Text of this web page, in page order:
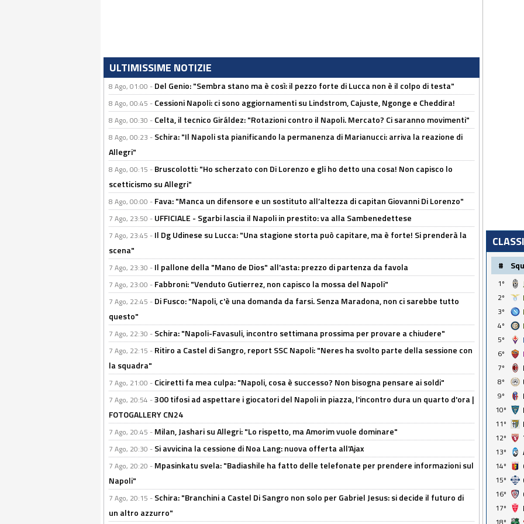
ULTIMISSIME NOTIZIE
8 Ago, 01:00 - Del Genio: "Sembra stano ma è così: il pezzo forte di Lucca non è il colpo di testa"
8 Ago, 00:45 - Cessioni Napoli: ci sono aggiornamenti su Lindstrom, Cajuste, Ngonge e Cheddira!
8 Ago, 00:30 - Celta, il tecnico Giráldez: "Rotazioni contro il Napoli. Mercato? Ci saranno movimenti"
8 Ago, 00:23 - Schira: "Il Napoli sta pianificando la permanenza di Marianucci: arriva la reazione di
Allegri"
8 Ago, 00:15 - Bruscolotti: "Ho scherzato con Di Lorenzo e gli ho detto una cosa! Non capisco lo
scetticismo su Allegri"
8 Ago, 00:00 - Fava: "Manca un difensore e un sostituto all’altezza di capitan Giovanni Di Lorenzo"
7 Ago, 23:50 - UFFICIALE - Sgarbi lascia il Napoli in prestito: va alla Sambenedettese
7 Ago, 23:45 - Il Dg Udinese su Lucca: "Una stagione storta può capitare, ma è forte! Si prenderà la
scena"
7 Ago, 23:30 - Il pallone della "Mano de Dios" all'asta: prezzo di partenza da favola
7 Ago, 23:00 - Fabbroni: "Venduto Gutierrez, non capisco la mossa del Napoli"
7 Ago, 22:45 - Di Fusco: "Napoli, c'è una domanda da farsi. Senza Maradona, non ci sarebbe tutto
questo"
7 Ago, 22:30 - Schira: "Napoli-Favasuli, incontro settimana prossima per provare a chiudere"
7 Ago, 22:15 - Ritiro a Castel di Sangro, report SSC Napoli: "Neres ha svolto parte della sessione con
la squadra"
7 Ago, 21:00 - Ciciretti fa mea culpa: "Napoli, cosa è successo? Non bisogna pensare ai soldi"
7 Ago, 20:54 -300 tifosi ad aspettare i giocatori del Napoli in piazza, l'incontro dura un quarto d'ora |
FOTOGALLERY CN24
7 Ago, 20:45 - Milan, Jashari su Allegri: "Lo rispetto, ma Amorim vuole dominare"
7 Ago, 20:30 - Si avvicina la cessione di Noa Lang: nuova offerta all'Ajax
7 Ago, 20:20 - Mpasinkatu svela: "Badiashile ha fatto delle telefonate per prendere informazioni sul
Napoli"
7 Ago, 20:15 - Schira: "Branchini a Castel Di Sangro non solo per Gabriel Jesus: si decide il futuro di
un altro azzurro"
#
1º
2º
3º
4º
5º
6º
7º
8º
9º
10º
11º
12º
13º
14º
15º
16º
17º